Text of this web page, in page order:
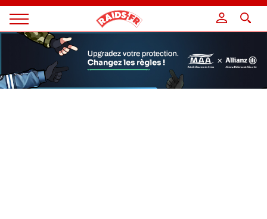
Magazine
Raids
Panneau de gestion des cookies